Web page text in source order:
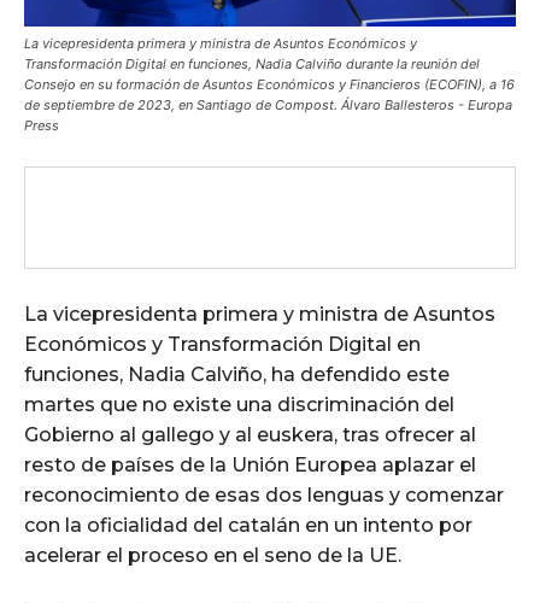
La vicepresidenta primera y ministra de Asuntos Económicos y
Transformación Digital en funciones, Nadia Calviño durante la reunión del
Consejo en su formación de Asuntos Económicos y Financieros (ECOFIN), a 16
de septiembre de 2023, en Santiago de Compost. Álvaro Ballesteros - Europa
Press
La vicepresidenta primera y ministra de Asuntos
Económicos y Transformación Digital en
funciones, Nadia Calviño, ha defendido este
martes que no existe una discriminación del
Gobierno al gallego y al euskera, tras ofrecer al
resto de países de la Unión Europea aplazar el
reconocimiento de esas dos lenguas y comenzar
con la oficialidad del catalán en un intento por
acelerar el proceso en el seno de la UE.